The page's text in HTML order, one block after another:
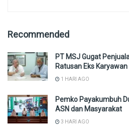
Recommended
PT MSJ Gugat
Ratusan Eks
1 HARI AGO
Pemko Payakumbuh
ASN dan Masyarakat
3 HARI AGO